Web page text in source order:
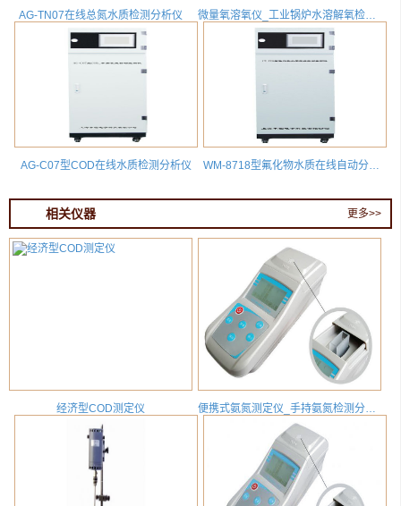
AG-TN07在线总氮水质检测分析仪 微量氧溶氧仪_工业锅炉水溶解氧检测分析仪DOG8218
AG-C07型COD在线水质检测分析仪 WM-8718型氟化物水质在线自动分析仪
更多>>
相关仪器
经济型COD测定仪 便携式氨氮测定仪_手持氨氮检测分析仪_AD-82B